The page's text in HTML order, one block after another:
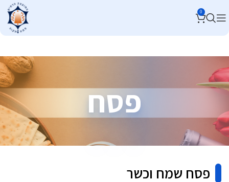
0
פסח
פסח שמח וכשר